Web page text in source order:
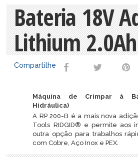
Bateria 18V
Lithium 2.0Ah
Compartilhe
Máquina de Crimpar à
Hidráulica)
A RP 200-B é a mais nova
Tools RIDGID® e permite aos
outra opção para trabalhos
com Cobre, Aço Inox e PEX.